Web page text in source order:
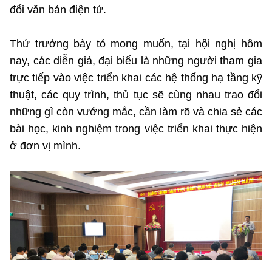
đổi văn bản điện tử.
Thứ trưởng bày tỏ mong muốn, tại hội nghị hôm
nay, các diễn giả, đại biểu là những người tham gia
trực tiếp vào việc triển khai các hệ thống hạ tầng kỹ
thuật, các quy trình, thủ tục sẽ cùng nhau trao đổi
những gì còn vướng mắc, cần làm rõ và chia sẻ các
bài học, kinh nghiệm trong việc triển khai thực hiện
ở đơn vị mình.